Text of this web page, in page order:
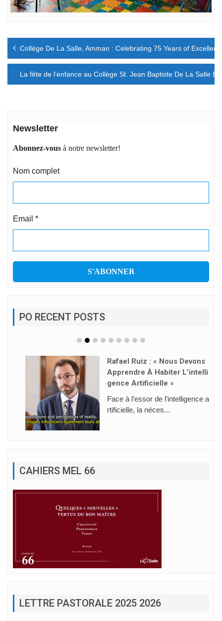
Navigation
l’article
Collège De La Salle, Amman : Celebrating 75 Years of
La fête de l’enfance au Collège St. Jean Baptiste De La Salle
Newsletter
Abonnez-vous à notre newsletter!
Nom complet
Email *
PO RECENT POSTS
Rafael Ruiz : « Nous Devons
Apprendre À Habiter L’intelli
Gence Artificielle »
Face à l’essor de l’intelligence a
rtificielle, la néces...
CAHIERS MEL 66
LETTRE PASTORALE 2025 2026